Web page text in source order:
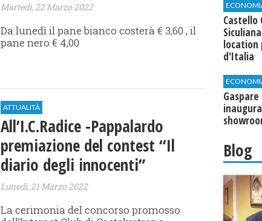
Martedì, 22 Marzo 2022
Da lunedì il pane bianco costerà € 3,60 , il
pane nero € 4,00
ATTUALITÀ
All’I.C.Radice -Pappalardo
premiazione del contest “Il
diario degli innocenti”
Lunedì, 21 Marzo 2022
La cerimonia del concorso promosso
Castello
location
d'Italia
Blog